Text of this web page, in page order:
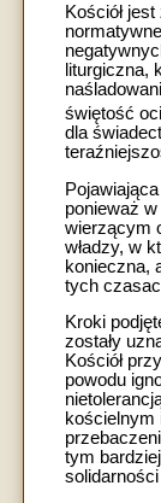
Kościół
liturgiczna,
świętość
dla
ponieważ
wierzącym
władzy, w
konieczna,
tych
Kroki
zostały
Kościół
powodu
kościelnym
tym